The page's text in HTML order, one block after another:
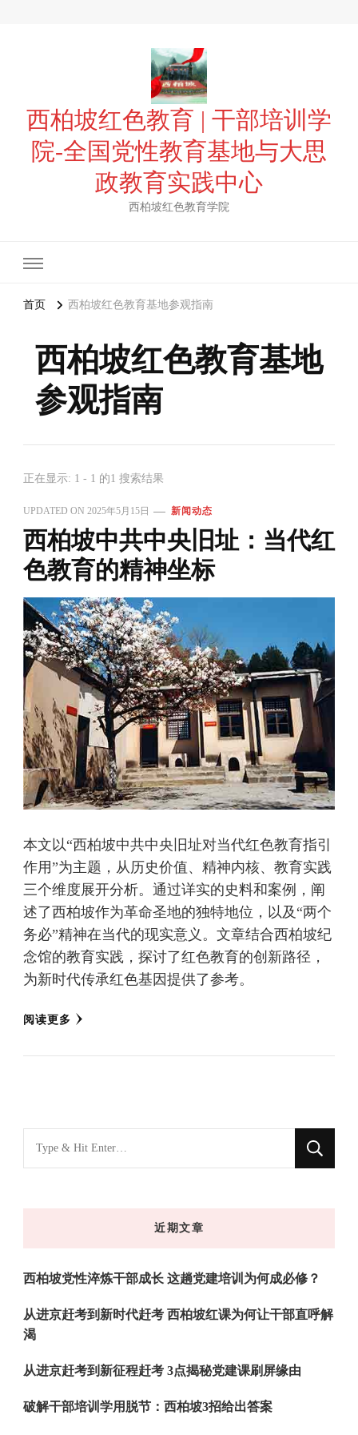
西柏坡红色教育 | 干部培训学
院-全国党性教育基地与大思
政教育实践中心
西柏坡红色教育学院
首页 西柏坡红色教育基地参观指南
西柏坡红色教育基地
参观指南
正在显示: 1 - 1 的1 搜索结果
UPDATED ON 2025年5月15日 新闻动态
西柏坡中共中央旧址：当代红
色教育的精神坐标
本文以“西柏坡中共中央旧址对当代红色教育指引
作用”为主题，从历史价值、精神内核、教育实践
三个维度展开分析。通过详实的史料和案例，阐
述了西柏坡作为革命圣地的独特地位，以及“两个
务必”精神在当代的现实意义。文章结合西柏坡纪
念馆的教育实践，探讨了红色教育的创新路径，
为新时代传承红色基因提供了参考。
阅读更多
找
什
近期文章
西柏坡党性淬炼干部成长 这趟党建培训为何成必修？
从进京赶考到新时代赶考 西柏坡红课为何让干部直呼解
渴
从进京赶考到新征程赶考 3点揭秘党建课刷屏缘由
破解干部培训学用脱节：西柏坡3招给出答案